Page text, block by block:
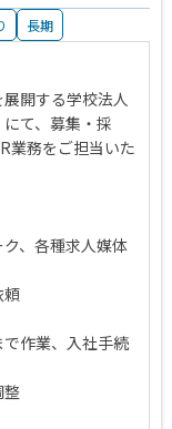
長期
開する学校法人
て、募集・採
業務をご担当いた
、各種求人媒体
頼
で作業、入社手続
整